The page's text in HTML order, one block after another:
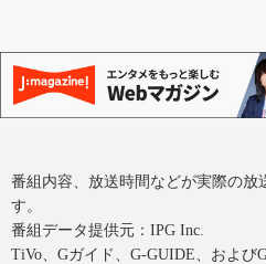
番組内容、放送時間などが実際の放
す。
番組データ提供元：IPG Inc.
TiVo、Gガイド、G-GUIDE、および